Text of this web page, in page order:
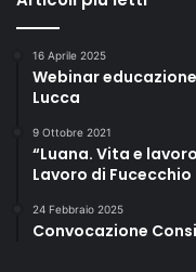
16 Aprile 2025
Webinar
Lucca
9 Ottobre 2021
“Luana. Vita e
Lavoro di
24 Febbraio 2025
Convocazione